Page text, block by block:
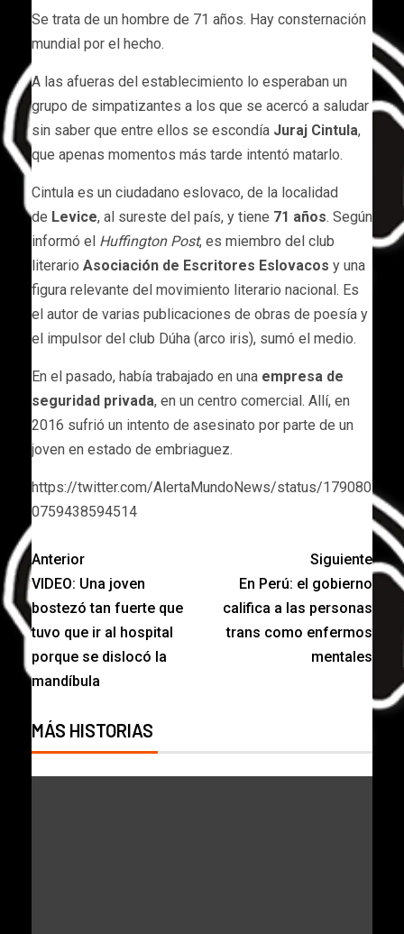
Se trata de un hombre de 71 años. Hay consternación
mundial por el hecho.
A las afueras del establecimiento lo esperaban un
grupo de simpatizantes a los que se acercó a saludar
sin saber que entre ellos se escondía Juraj Cintula,
que apenas momentos más tarde intentó matarlo.
Cintula es un ciudadano eslovaco, de la localidad
de Levice, al sureste del país, y tiene 71 años. Según
informó el Huffington Post, es miembro del club
literario Asociación de Escritores Eslovacos y una
figura relevante del movimiento literario nacional. Es
el autor de varias publicaciones de obras de poesía y
el impulsor del club Dúha (arco iris), sumó el medio.
En el pasado, había trabajado en una empresa de
seguridad privada, en un centro comercial. Allí, en
2016 sufrió un intento de asesinato por parte de un
joven en estado de embriaguez.
https://twitter.com/AlertaMundoNews/status/179080
0759438594514
Anterior
VIDEO: Una joven
bostezó tan fuerte que
tuvo que ir al hospital
porque se dislocó la
mandíbula
Siguiente
En Perú: el gobierno
califica a las personas
trans como enfermos
mentales
MÁS HISTORIAS